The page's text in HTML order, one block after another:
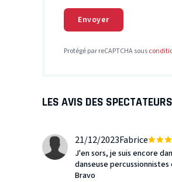
Envoyer
Protégé par reCAPTCHA sous
LES AVIS DES
21/12/2023Fabrice
J'en sors, je suis encore
danseuse
Bravo